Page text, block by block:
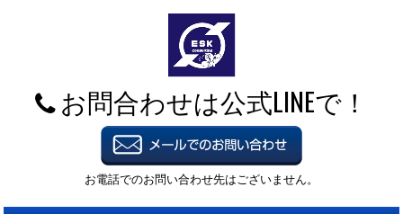
お問合わせは公式LINEで！
お電話でのお問い合わせ先はございません。